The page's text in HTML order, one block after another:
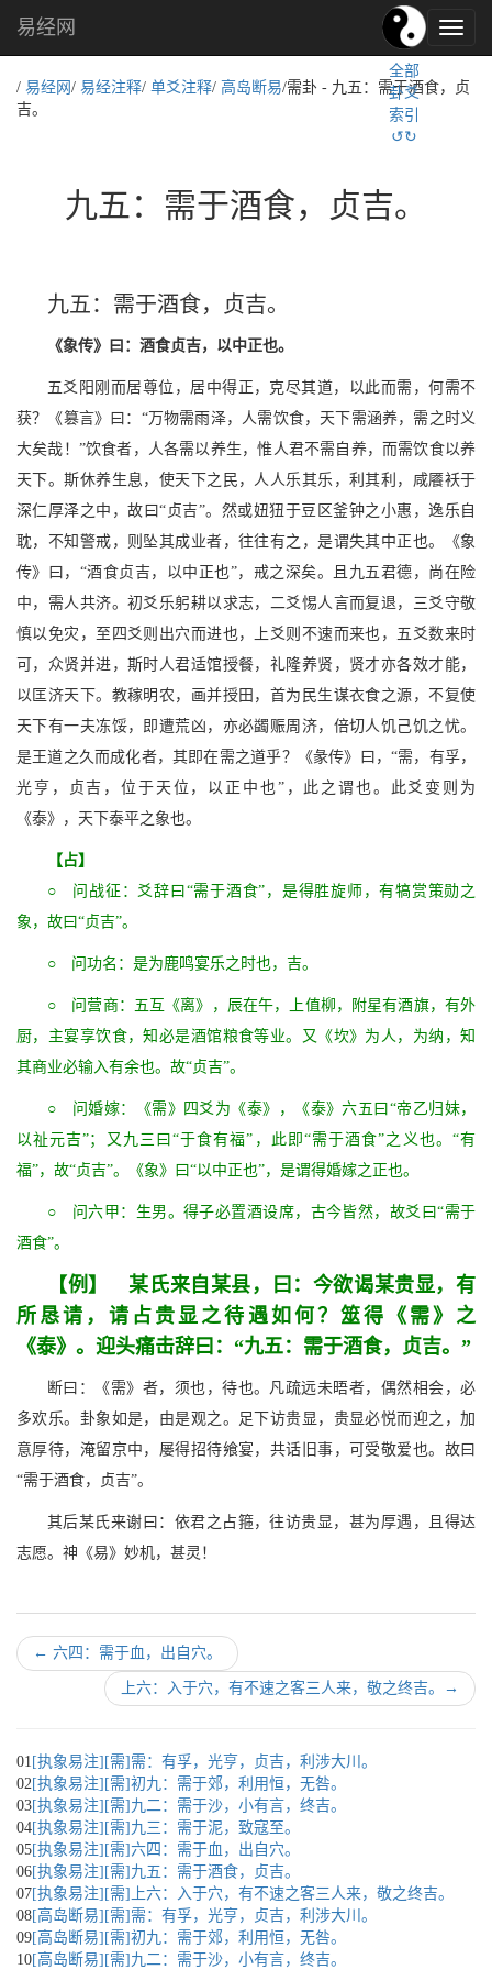
易
经
化,
易经网
全部
卦爻
索引
↺↻
/ 易经网 / 易经注释/ 单爻注释/ 高岛断易/需卦 - 九五：需于酒食，贞
吉。
九五：需于酒食，贞吉。
九五：需于酒食，贞吉。
《象传》曰：酒食贞吉，以中正也。
五爻阳刚而居尊位，居中得正，克尽其道，以此而需，何需不
获？《篡言》曰：“万物需雨泽，人需饮食，天下需涵养，需之时义
大矣哉！”饮食者，人各需以养生，惟人君不需自养，而需饮食以养
天下。斯休养生息，使天下之民，人人乐其乐，利其利，咸餍袄于
深仁厚泽之中，故曰“贞吉”。然或妞狃于豆区釜钟之小惠，逸乐自
耽，不知警戒，则坠其成业者，往往有之，是谓失其中正也。《象
传》曰，“酒食贞吉，以中正也”，戒之深矣。且九五君德，尚在险
中，需人共济。初爻乐躬耕以求志，二爻惕人言而复退，三爻守敬
慎以免灾，至四爻则出穴而进也，上爻则不速而来也，五爻数来时
可，众贤并进，斯时人君适馆授餐，礼隆养贤，贤才亦各效才能，
以匡济天下。教稼明农，画并授田，首为民生谋衣食之源，不复使
天下有一夫冻馁，即遭荒凶，亦必蠲赈周济，倍切人饥己饥之忧。
是王道之久而成化者，其即在需之道乎？《彖传》曰，“需，有孚，
光亨，贞吉，位于天位，以正中也”，此之谓也。此爻变则为
《泰》，天下泰平之象也。
【占】
○ 问战征：爻辞曰“需于酒食”，是得胜旋师，有犒赏策勋之
象，故曰“贞吉”。
○ 问功名：是为鹿鸣宴乐之时也，吉。
○ 问营商：五互《离》，辰在午，上值柳，附星有酒旗，有外
厨，主宴享饮食，知必是酒馆粮食等业。又《坎》为人，为纳，知
其商业必输入有余也。故“贞吉”。
○ 问婚嫁：《需》四爻为《泰》，《泰》六五曰“帝乙归妹，
以祉元吉”；又九三曰“于食有福”，此即“需于酒食”之义也。“有
福”，故“贞吉”。《象》曰“以中正也”，是谓得婚嫁之正也。
○ 问六甲：生男。得子必置酒设席，古今皆然，故爻曰“需于
酒食”。
【例】 某氏来自某县，曰：今欲谒某贵显，有
所恳请，请占贵显之待遇如何？筮得《需》之
《泰》。迎头痛击辞曰：“九五：需于酒食，贞吉。”
断曰：《需》者，须也，待也。凡疏远未晤者，偶然相会，必
多欢乐。卦象如是，由是观之。足下访贵显，贵显必悦而迎之，加
意厚待，淹留京中，屡得招待飨宴，共话旧事，可受敬爱也。故曰
“需于酒食，贞吉”。
其后某氏来谢曰：依君之占箍，往访贵显，甚为厚遇，且得达
志愿。神《易》妙机，甚灵！
← 六四：需于血，出自穴。
上六：入于穴，有不速之客三人来，敬之终吉。 →
01 [执象易注][需]需：有孚，光亨，贞吉，利涉大川。
02[执象易注][需]初九：需于郊，利用恒，无咎。
03[执象易注][需]九二：需于沙，小有言，终吉。
04[执象易注][需]九三：需于泥，致寇至。
05[执象易注][需]六四：需于血，出自穴。
06[执象易注][需]九五：需于酒食，贞吉。
07[执象易注][需]上六：入于穴，有不速之客三人来，敬之终吉。
08[高岛断易][需]需：有孚，光亨，贞吉，利涉大川。
09[高岛断易][需]初九：需于郊，利用恒，无咎。
10[高岛断易][需]九二：需于沙，小有言，终吉。